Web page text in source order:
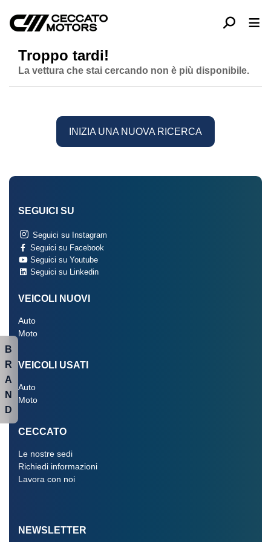
Troppo tardi!
La vettura che stai cercando non è più disponibile.
INIZIA UNA NUOVA RICERCA
SEGUICI SU
Seguici su Instagram
Seguici su Facebook
Seguici su Youtube
Seguici su Linkedin
VEICOLI NUOVI
Auto
Moto
VEICOLI USATI
Auto
Moto
CECCATO
Le nostre sedi
Richiedi informazioni
Lavora con noi
NEWSLETTER
B
R
A
N
D